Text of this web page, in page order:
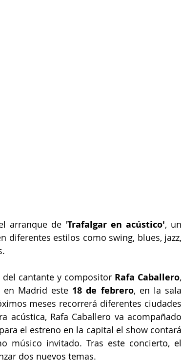
arranque de 'Trafalgar en acústico', un
diferentes estilos como swing, blues, jazz,
cantante y compositor Rafa Caballero,
en Madrid este 18 de febrero
meses recorrerá diferentes ciudades
acústica, Rafa Caballero va acompañado
el estreno en la capital el show contará
músico invitado. Tras este concierto, el
dos nuevos temas.